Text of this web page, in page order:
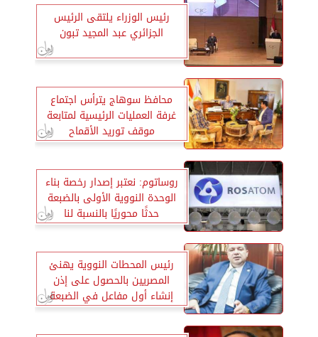
رئيس الوزراء يلتقى الرئيس
الجزائري عبد المجيد تبون
محافظ سوهاج يترأس اجتماع
غرفة العمليات الرئيسية لمتابعة
موقف توريد الأقماح
روساتوم: نعتبر إصدار رخصة بناء
الوحدة النووية الأولى بالضبعة
حدثًا محوريًا بالنسبة لنا
رئيس المحطات النووية يهنئ
المصريين بالحصول على إذن
إنشاء أول مفاعل في الضبعة